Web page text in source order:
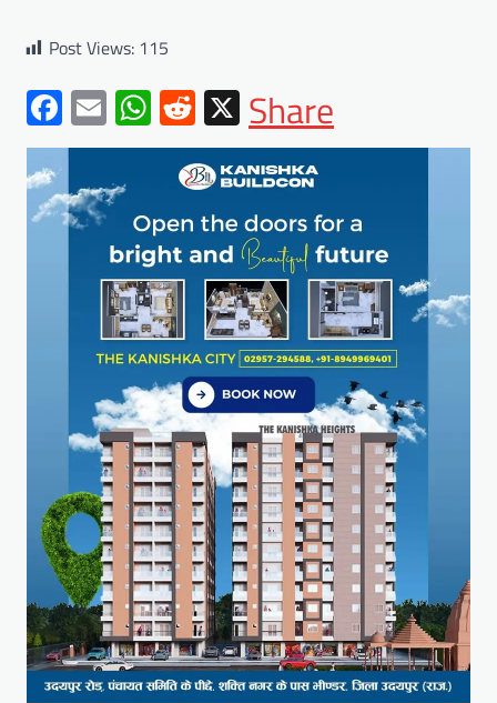
Post Views: 115
Facebook
EmailWhatsApp
Reddit
X
Share